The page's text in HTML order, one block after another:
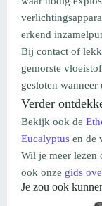
erkend
Bij contact of
gemorste
gesloten
Verder
Bekijk ook de
Eucalyptus en de
Wil je meer
ook onze gids
Je zou ook